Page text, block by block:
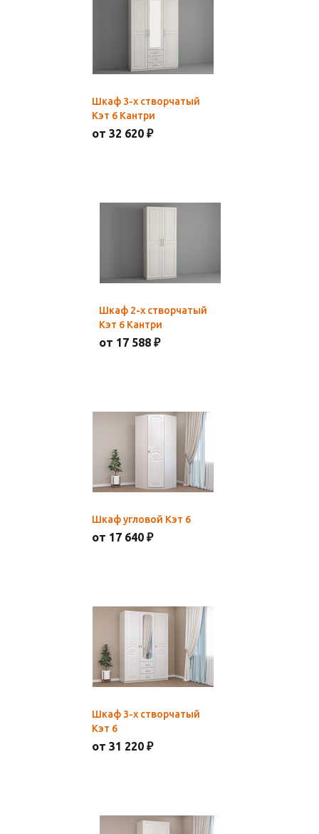
Шкаф 3-х створчатый
Кэт 6 Кантри
от 32 620 ₽
Шкаф 2-х створчатый
Кэт 6 Кантри
от 17 588 ₽
Шкаф угловой Кэт 6
от 17 640 ₽
Шкаф 3-х створчатый
Кэт 6
от 31 220 ₽